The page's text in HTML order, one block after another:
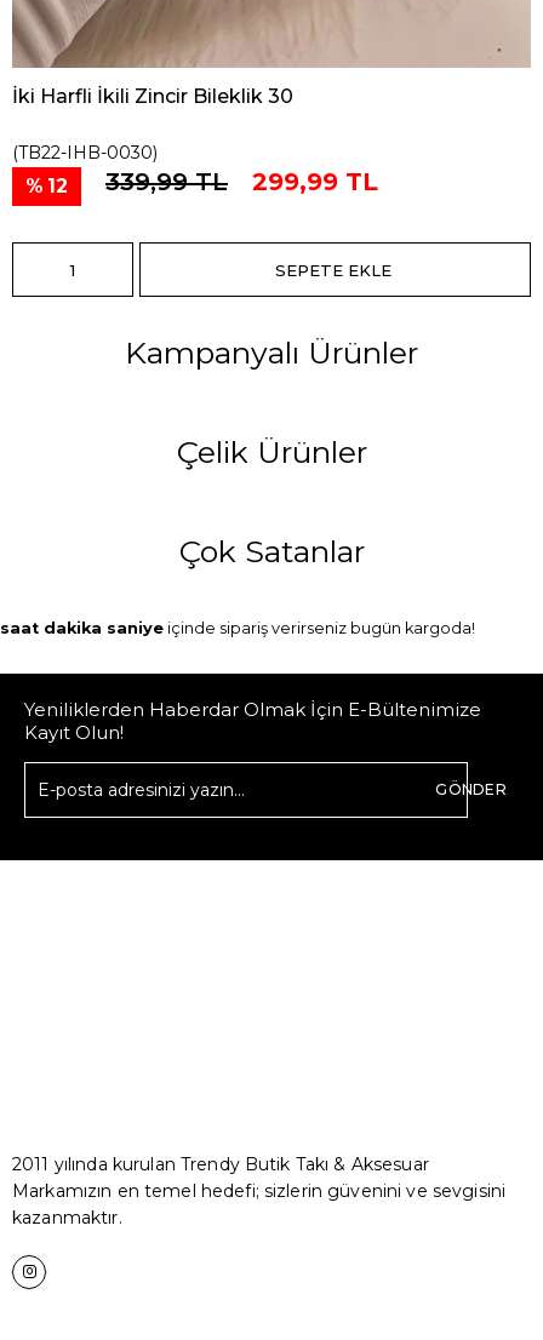
İki Harfli İkili Zincir Bileklik 30
(TB22-IHB-0030)
12 339,99 TL 299,99 TL
Kampanyalı Ürünler
Çelik Ürünler
Çok Satanlar
saat dakika saniye içinde sipariş verirseniz bugün kargoda!
Yeniliklerden Haberdar Olmak İçin E-Bültenimize
Kayıt Olun!
GÖNDER
2011 yılında kurulan Trendy Butik Takı & Aksesuar
Markamızın en temel hedefi; sizlerin güvenini ve sevgisini
kazanmaktır.